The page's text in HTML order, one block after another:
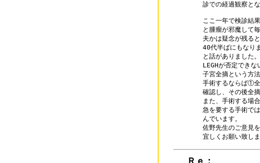
診での経過観察とな
ここ一年で検診結
と腫瘤が邪魔して
夫かは疑念が残る
40代半ばにもなり
と話がありました。
LEGHが否定できな
子宮全摘という方
手術するならば①
確認し、その後全
また、手術する場
急を要する手術で
んでいます。
佐野先生のご意見
Ｒｅ：